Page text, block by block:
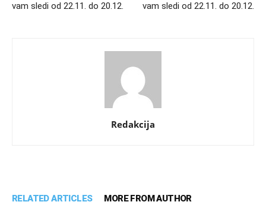
vam sledi od 22.11. do 20.12.
vam sledi od 22.11. do 20.12.
Redakcija
RELATED ARTICLES MORE FROM AUTHOR